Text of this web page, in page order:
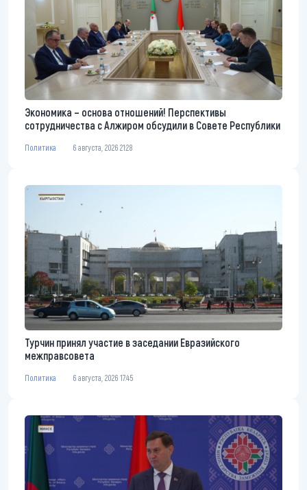
Экономика – основа отношений! Перспективы
сотрудничества с Алжиром обсудили в Совете Республики
Политика 6 августа, 2026 21:28
Турчин принял участие в заседании Евразийского
межправсовета
Политика 6 августа, 2026 17:45